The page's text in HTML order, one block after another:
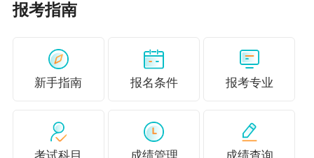
浸式体验>
报考指南
新手指南 报名条件 报考专业
考试科目 成绩管理 成绩查询